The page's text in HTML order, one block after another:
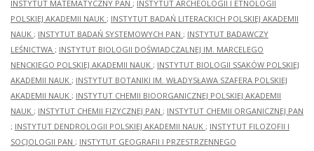
INSTYTUT MATEMATYCZNY PAN ; INSTYTUT ARCHEOLOGII I ETNOLOGII
POLSKIEJ AKADEMII NAUK ; INSTYTUT BADAŃ LITERACKICH POLSKIEJ AKADEMII
NAUK ; INSTYTUT BADAŃ SYSTEMOWYCH PAN ; INSTYTUT BADAWCZY
LEŚNICTWA ; INSTYTUT BIOLOGII DOŚWIADCZALNEJ IM. MARCELEGO
NENCKIEGO POLSKIEJ AKADEMII NAUK ; INSTYTUT BIOLOGII SSAKÓW POLSKIEJ
AKADEMII NAUK ; INSTYTUT BOTANIKI IM. WŁADYSŁAWA SZAFERA POLSKIEJ
AKADEMII NAUK ; INSTYTUT CHEMII BIOORGANICZNEJ POLSKIEJ AKADEMII
NAUK ; INSTYTUT CHEMII FIZYCZNEJ PAN ; INSTYTUT CHEMII ORGANICZNEJ PAN
; INSTYTUT DENDROLOGII POLSKIEJ AKADEMII NAUK ; INSTYTUT FILOZOFII I
SOCJOLOGII PAN ; INSTYTUT GEOGRAFII I PRZESTRZENNEGO